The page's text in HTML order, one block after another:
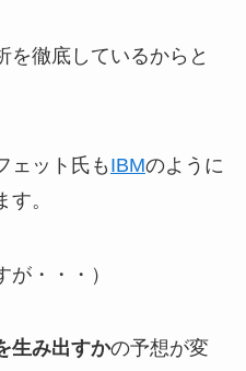
を徹底しているからと
ェット氏もIBMのように
。
が・・・）
生み出すかの予想が変